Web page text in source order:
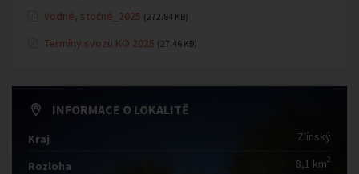
Vodné, stočné_2025 (272.84 KB)
Termíny svozu KO 2025 (27.46 KB)
INFORMACE O LOKALITĚ
Kraj Zlínský
Rozloha 8,1 km2